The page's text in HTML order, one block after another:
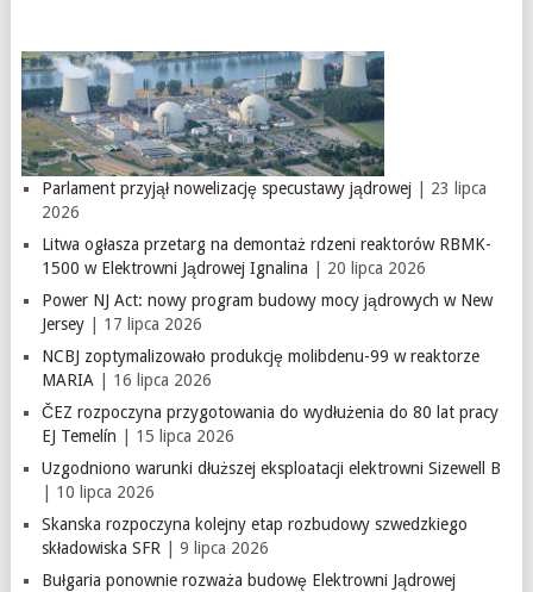
Parlament przyjął nowelizację specustawy jądrowej | 23 lipca
2026
Litwa ogłasza przetarg na demontaż rdzeni reaktorów RBMK-
1500 w Elektrowni Jądrowej Ignalina | 20 lipca 2026
Power NJ Act: nowy program budowy mocy jądrowych w New
Jersey| 17 lipca 2026
NCBJ zoptymalizowało produkcję molibdenu-99 w reaktorze
MARIA| 16 lipca 2026
ČEZ rozpoczyna przygotowania do wydłużenia do 80 lat pracy
EJ Temelín | 15 lipca 2026
Uzgodniono warunki dłuższej eksploatacji elektrowni Sizewell B
| 10 lipca 2026
Skanska rozpoczyna kolejny etap rozbudowy szwedzkiego
składowiska SFR| 9 lipca 2026
Bułgaria ponownie rozważa budowę Elektrowni Jądrowej